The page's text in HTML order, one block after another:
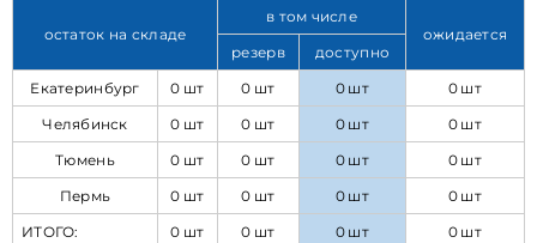
остаток на складе
в том числе
ожидается
резерв
доступно
Екатеринбург
0 шт 0 шт 0 шт
0 шт
Челябинск
0 шт 0 шт 0 шт
0 шт
Тюмень
0 шт 0 шт 0 шт
0 шт
Пермь
0 шт 0 шт 0 шт
0 шт
ИТОГО:
0 шт 0 шт 0 шт 0 шт